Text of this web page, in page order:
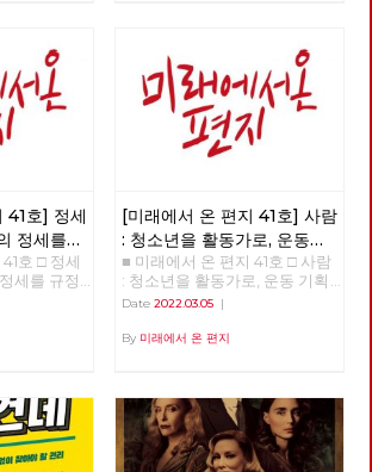
41호] 정세
정세를
인
호 □ 정세
세를 규정
업로
[미래에서 온 편지 41호] 사람
: 청소년을 활동가로, 운동
기획자 고유미
■ 미래에서 온 편지 41호 □ 사람
: 청소년을 활동가로, 운동 기획
자 고유미 >>>>>> 업로드 준비
Date 2022.03.05|
By 미래에서 온 편지